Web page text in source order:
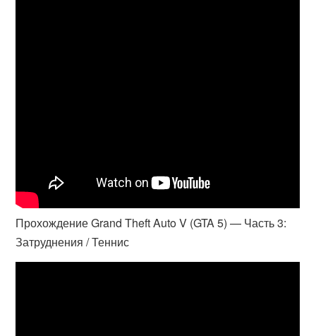
Прохождение Grand Theft Auto V (GTA 5) — Часть 3:
Затруднения / Теннис